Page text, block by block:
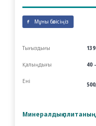
Мұны бөлісіңіз
Тығыздығы
Қалыңдығы 40
Ені 500
Минералдық